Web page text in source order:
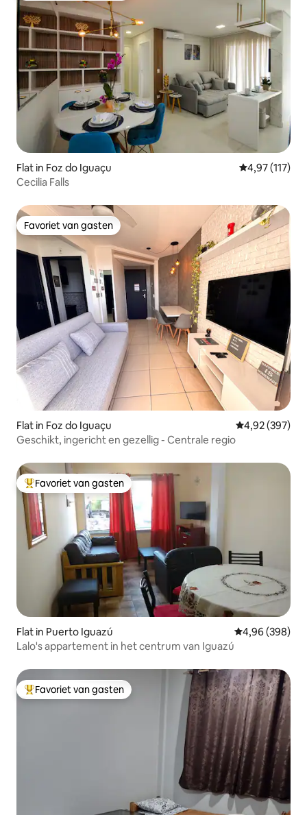
Flat in Foz do Iguaçu Gemiddelde
4,97 (117)
Cecilia Falls
Favoriet van gasten
Favoriet van gasten
Flat in Foz do Iguaçu Gemiddelde
4,92 (397)
Geschikt, ingericht en gezellig - Centrale regio
Topfavoriet van gasten
Favoriet van gasten
Flat in Puerto Iguazú Gemiddelde
4,96 (398)
Lalo's appartement in het centrum van Iguazú
Topfavoriet van gasten
Favoriet van gasten